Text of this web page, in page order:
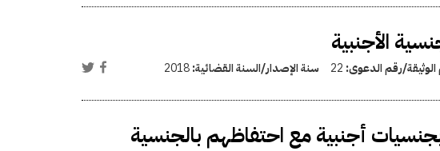
الأجنبية
رقم الدعوى: 22 سنة الإصدار/السنة القضائية:2018
أجنبية مع احتفاظهم بالجنسية